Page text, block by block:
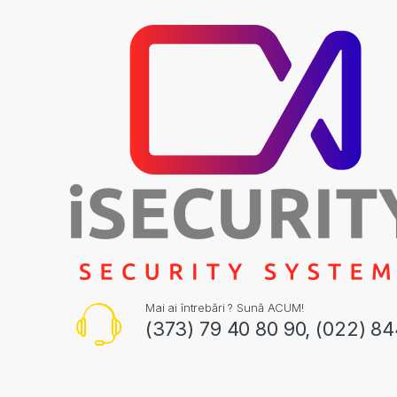
Mai ai întrebări ? Sună ACUM!
(373) 79 40 80 90, (022)